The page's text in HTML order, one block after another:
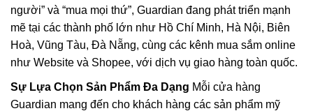
người” và “mua mọi thứ”, Guardian đang phát triển mạnh
mẽ tại các thành phố lớn như Hồ Chí Minh, Hà Nội, Biên
Hoà, Vũng Tàu, Đà Nẵng, cùng các kênh mua sắm online
như Website và Shopee, với dịch vụ giao hàng toàn quốc.
Sự Lựa Chọn Sản Phẩm Đa Dạng Mỗi cửa hàng
Guardian mang đến cho khách hàng các sản phẩm mỹ